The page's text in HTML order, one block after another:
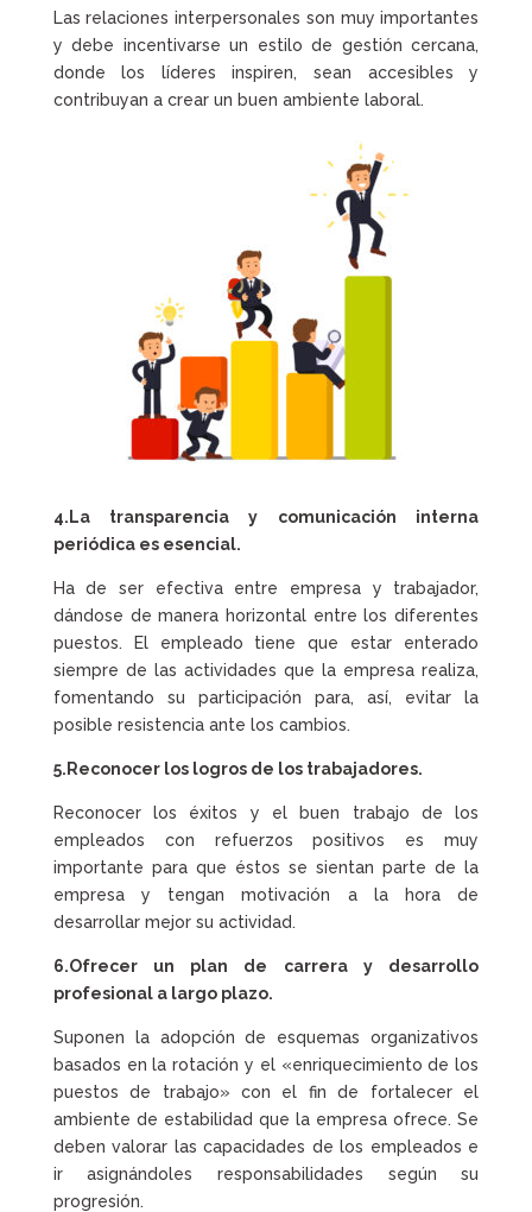
Las relaciones interpersonales son muy importantes
y debe incentivarse un estilo de gestión cercana,
donde los líderes inspiren, sean accesibles y
contribuyan a crear un buen ambiente laboral.
4.La transparencia y comunicación interna
periódica es esencial.
Ha de ser efectiva entre empresa y trabajador,
dándose de manera horizontal entre los diferentes
puestos. El empleado tiene que estar enterado
siempre de las actividades que la empresa realiza,
fomentando su participación para, así, evitar la
posible resistencia ante los cambios.
5.Reconocer los logros de los trabajadores.
Reconocer los éxitos y el buen trabajo de los
empleados con refuerzos positivos es muy
importante para que éstos se sientan parte de la
empresa y tengan motivación a la hora de
desarrollar mejor su actividad.
6.Ofrecer un plan de carrera y desarrollo
profesional a largo plazo.
Suponen la adopción de esquemas organizativos
basados en la rotación y el «enriquecimiento de los
puestos de trabajo» con el fin de fortalecer el
ambiente de estabilidad que la empresa ofrece. Se
deben valorar las capacidades de los empleados e
ir asignándoles responsabilidades según su
progresión.